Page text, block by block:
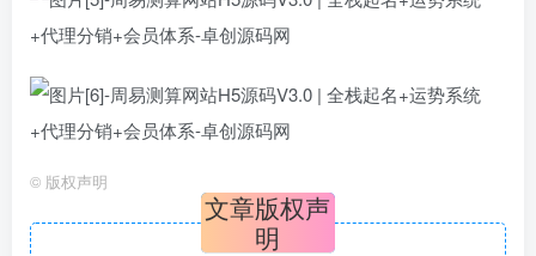
© 版权声明
文章版权声
明